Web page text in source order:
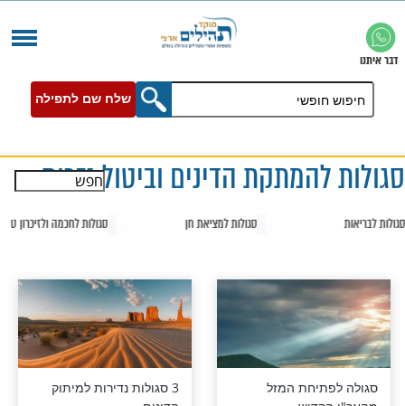
שלח שם לתפילה
הדינים וביטול גזרות
סגולות למציאת חן סגולות לחכמה ולזיכרון טוב